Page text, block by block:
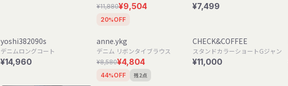
¥11,880¥9,504
20%OFF
¥7,499
yoshi382090s
デニムロングコート
¥14,960
anne.ykg
デニム リボンタイブラウス
¥8,580¥4,804
44%OFF 残2点
CHECK&COFFEE
スタンドカラーショートGジャン
¥11,000